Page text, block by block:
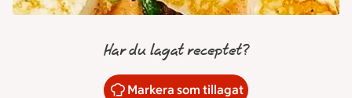
Har du lagat receptet?
Markera som tillagat